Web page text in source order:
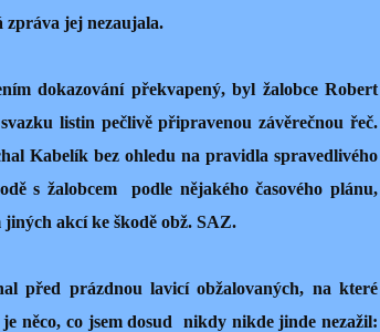
jej nezaujala.
dokazování překvapený, byl žalobce Robert
listin pečlivě připravenou závěrečnou řeč.
Kabelík bez ohledu na pravidla spravedlivého
s žalobcem
podle nějakého časového plánu,
akcí ke škodě obž. SAZ.
před prázdnou lavicí obžalovaných, na které
něco, co jsem dosud
nikdy nikde jinde nezažil: